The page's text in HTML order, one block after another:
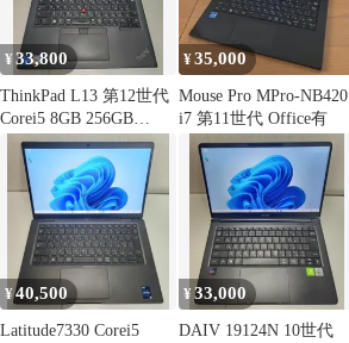
¥33,800
ThinkPad L13 第12世代
Corei5 8GB 256GB
WUXGA
¥35,000
Mouse Pro MPro-NB420
i7 第11世代 Office有
¥40,500
Latitude7330 Corei5
¥33,000
DAIV 19124N 10世代